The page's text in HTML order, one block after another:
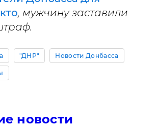
, мужчину заставили
"ДНР" Новости Донбасса
новости